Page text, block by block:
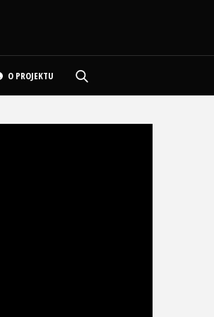
O PROJEKTU